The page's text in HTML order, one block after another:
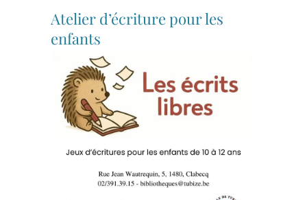
Atelier d’écriture pour les
enfants